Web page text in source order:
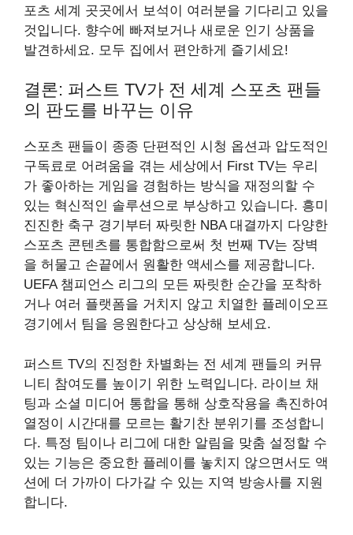
포츠 세계 곳곳에서 보석이 여러분을 기다리고 있을
것입니다. 향수에 빠져보거나 새로운 인기 상품을
발견하세요. 모두 집에서 편안하게 즐기세요!
결론: 퍼스트 TV가 전 세계 스포츠 팬들
의 판도를 바꾸는 이유
스포츠 팬들이 종종 단편적인 시청 옵션과 압도적인
구독료로 어려움을 겪는 세상에서 First TV는 우리
가 좋아하는 게임을 경험하는 방식을 재정의할 수
있는 혁신적인 솔루션으로 부상하고 있습니다. 흥미
진진한 축구 경기부터 짜릿한 NBA 대결까지 다양한
스포츠 콘텐츠를 통합함으로써 첫 번째 TV는 장벽
을 허물고 손끝에서 원활한 액세스를 제공합니다.
UEFA 챔피언스 리그의 모든 짜릿한 순간을 포착하
거나 여러 플랫폼을 거치지 않고 치열한 플레이오프
경기에서 팀을 응원한다고 상상해 보세요.
퍼스트 TV의 진정한 차별화는 전 세계 팬들의 커뮤
니티 참여도를 높이기 위한 노력입니다. 라이브 채
팅과 소셜 미디어 통합을 통해 상호작용을 촉진하여
열정이 시간대를 모르는 활기찬 분위기를 조성합니
다. 특정 팀이나 리그에 대한 알림을 맞춤 설정할 수
있는 기능은 중요한 플레이를 놓치지 않으면서도 액
션에 더 가까이 다가갈 수 있는 지역 방송사를 지원
합니다.